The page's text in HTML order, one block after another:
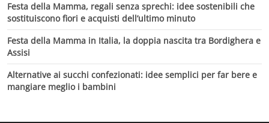
Festa della Mamma, regali senza sprechi: idee sostenibili che
sostituiscono fiori e acquisti dell’ultimo minuto
Festa della Mamma in Italia, la doppia nascita tra Bordighera e
Assisi
Alternative ai succhi confezionati: idee semplici per far bere e
mangiare meglio i bambini